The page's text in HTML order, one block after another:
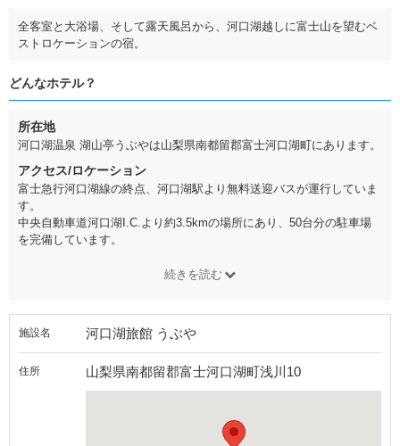
全客室と大浴場、そして露天風呂から、河口湖越しに富士山を望むベ
ストロケーションの宿。
どんなホテル？
所在地
河口湖温泉 湖山亭うぶやは山梨県南都留郡富士河口湖町にあります。
アクセス/ロケーション
富士急行河口湖線の終点、河口湖駅より無料送迎バスが運行していま
す。
中央自動車道河口湖I.C.より約3.5kmの場所にあり、50台分の駐車場
を完備しています。
続きを読む
施設名 河口湖旅館 うぶや
住所 山梨県南都留郡富士河口湖町浅川10